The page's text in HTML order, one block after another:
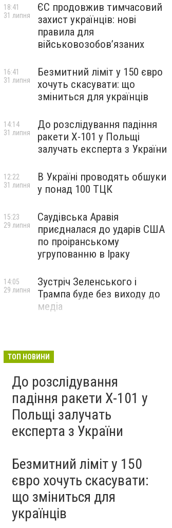
ЄС продовжив тимчасовий
захист українців: нові
правила для
військовозобов’язаних
18:41
31 липня
Безмитний ліміт у 150 євро
хочуть скасувати: що
зміниться для українців
16:41
31 липня
До розслідування падіння
ракети Х-101 у Польщі
залучать експерта з України
14:14
31 липня
В Україні проводять обшуки
у понад 100 ТЦК
12:22
31 липня
Саудівська Аравія
приєдналася до ударів США
по проіранському
угрупованню в Іраку
15:23
29 липня
Зустріч Зеленського і
Трампа буде без виходу до
медіа
14:05
29 липня
ТОП НОВИНИ
До розслідування
падіння ракети Х-101 у
Польщі залучать
експерта з України
Безмитний ліміт у 150
євро хочуть скасувати:
що зміниться для
українців